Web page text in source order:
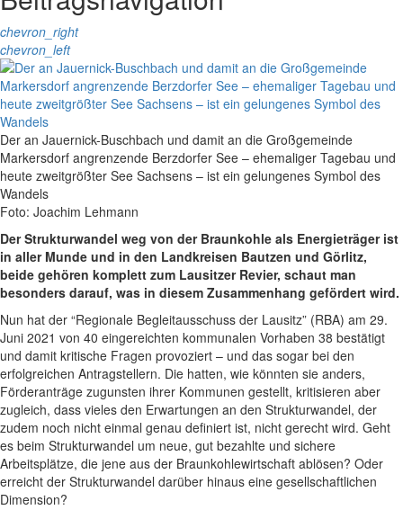
chevron_right
chevron_left
Der an Jauernick-Buschbach und damit an die Großgemeinde
Markersdorf angrenzende Berzdorfer See – ehemaliger Tagebau und
heute zweitgrößter See Sachsens – ist ein gelungenes Symbol des
Wandels
Foto: Joachim Lehmann
Der Strukturwandel weg von der Braunkohle als Energieträger ist
in aller Munde und in den Landkreisen Bautzen und Görlitz,
beide gehören komplett zum Lausitzer Revier, schaut man
besonders darauf, was in diesem Zusammenhang gefördert wird.
Nun hat der “Regionale Begleitausschuss der Lausitz” (RBA) am 29.
Juni 2021 von 40 eingereichten kommunalen Vorhaben 38 bestätigt
und damit kritische Fragen provoziert – und das sogar bei den
erfolgreichen Antragstellern. Die hatten, wie könnten sie anders,
Förderanträge zugunsten ihrer Kommunen gestellt, kritisieren aber
zugleich, dass vieles den Erwartungen an den Strukturwandel, der
zudem noch nicht einmal genau definiert ist, nicht gerecht wird. Geht
es beim Strukturwandel um neue, gut bezahlte und sichere
Arbeitsplätze, die jene aus der Braunkohlewirtschaft ablösen? Oder
erreicht der Strukturwandel darüber hinaus eine gesellschaftlichen
Dimension?